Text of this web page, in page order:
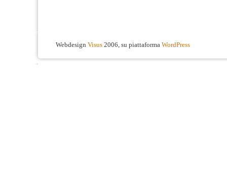
Webdesign Visus 2006, su piattaforma WordPress